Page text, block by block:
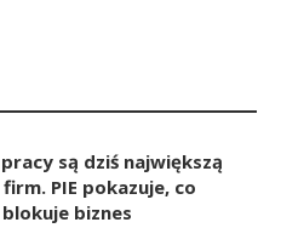
są dziś największą
PIE pokazuje, co
biznes